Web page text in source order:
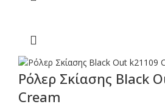
Ρόλερ Σκίασης Black
Cream